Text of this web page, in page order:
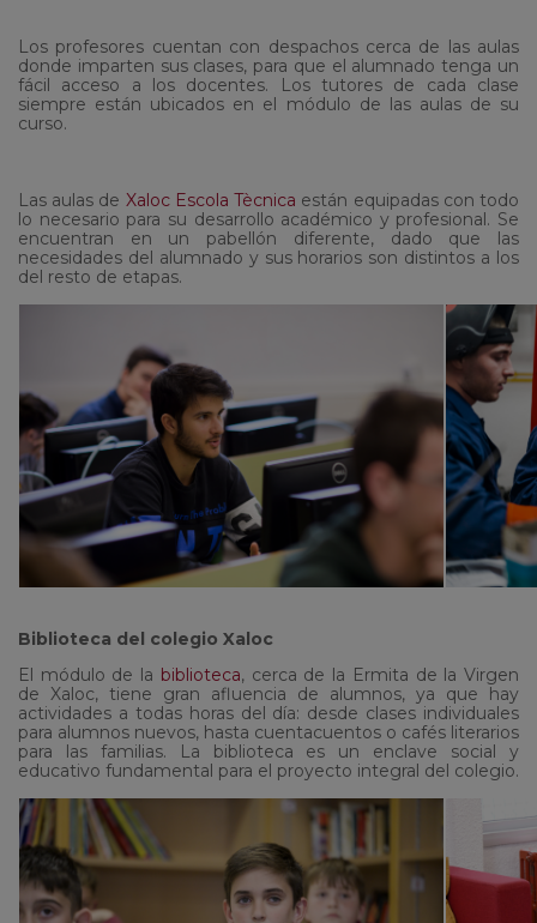
Los profesores cuentan con despachos cerca de las aulas
donde imparten sus clases, para que el alumnado tenga un
fácil acceso a los docentes. Los tutores de cada clase
siempre están ubicados en el módulo de las aulas de su
curso.
Las aulas de Xaloc Escola Tècnica están equipadas con todo
lo necesario para su desarrollo académico y profesional. Se
encuentran en un pabellón diferente, dado que las
necesidades del alumnado y sus horarios son distintos a los
del resto de etapas.
Biblioteca del colegio Xaloc
El módulo de la biblioteca, cerca de la Ermita de la Virgen
de Xaloc, tiene gran afluencia de alumnos, ya que hay
actividades a todas horas del día: desde clases individuales
para alumnos nuevos, hasta cuentacuentos o cafés literarios
para las familias. La biblioteca es un enclave social y
educativo fundamental para el proyecto integral del colegio.